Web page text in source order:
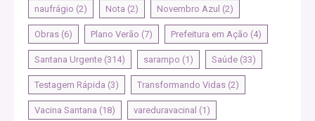
naufrágio (2) Nota (2) Novembro Azul (2)
Obras (6) Plano Verão (7) Prefeitura em Ação (4)
Santana Urgente (314) sarampo (1) Saúde (33)
Testagem Rápida (3) Transformando Vidas (2)
Vacina Santana (18) vareduravacinal (1)